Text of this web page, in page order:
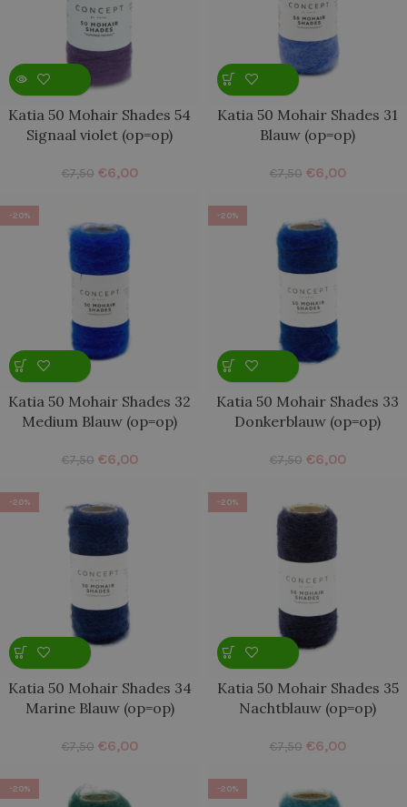
Katia 50 Mohair Shades 54
Signaal violet (op=op)
€7,50 €6,00
Katia 50 Mohair Shades 31
Blauw (op=op)
€7,50 €6,00
-20%
Katia 50 Mohair Shades 32
Medium Blauw (op=op)
€7,50 €6,00
-20%
Katia 50 Mohair Shades 33
Donkerblauw (op=op)
€7,50 €6,00
-20%
Katia 50 Mohair Shades 34
Marine Blauw (op=op)
€7,50 €6,00
-20%
Katia 50 Mohair Shades 35
Nachtblauw (op=op)
€7,50 €6,00
-20% -20%